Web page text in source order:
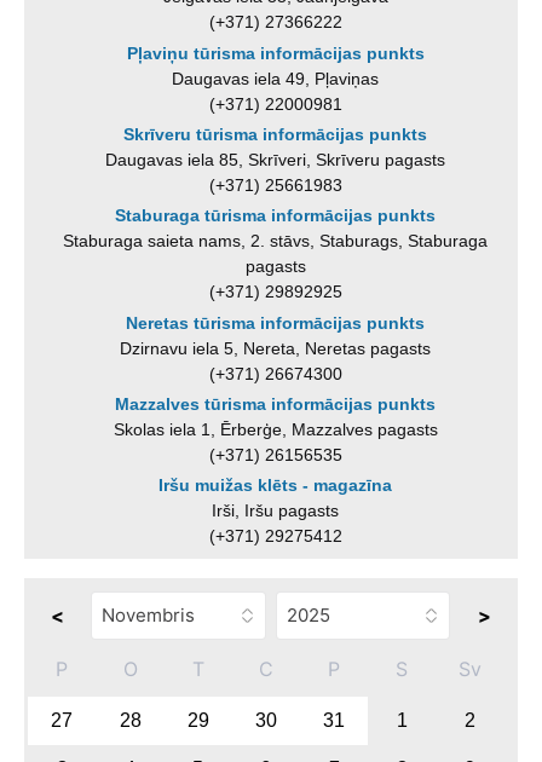
(+371) 27366222
Pļaviņu tūrisma informācijas punkts
Daugavas iela 49, Pļaviņas
(+371) 22000981
Skrīveru tūrisma informācijas punkts
Daugavas iela 85, Skrīveri, Skrīveru pagasts
(+371) 25661983
Staburaga tūrisma informācijas punkts
Staburaga saieta nams, 2. stāvs, Staburags, Staburaga
pagasts
(+371) 29892925
Neretas tūrisma informācijas punkts
Dzirnavu iela 5, Nereta, Neretas pagasts
(+371) 26674300
Mazzalves tūrisma informācijas punkts
Skolas iela 1, Ērberģe, Mazzalves pagasts
(+371) 26156535
Iršu muižas klēts - magazīna
Irši, Iršu pagasts
(+371) 29275412
< >
P O T C P S Sv
27 28 29 30 31 1 2